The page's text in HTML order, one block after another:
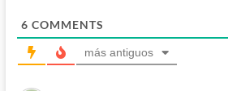
6 COMMENTS
más antiguos